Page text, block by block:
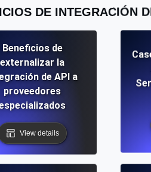
DE INTEGRACIÓN
Beneficios de
externalizar la
de API a
proveedores
View details